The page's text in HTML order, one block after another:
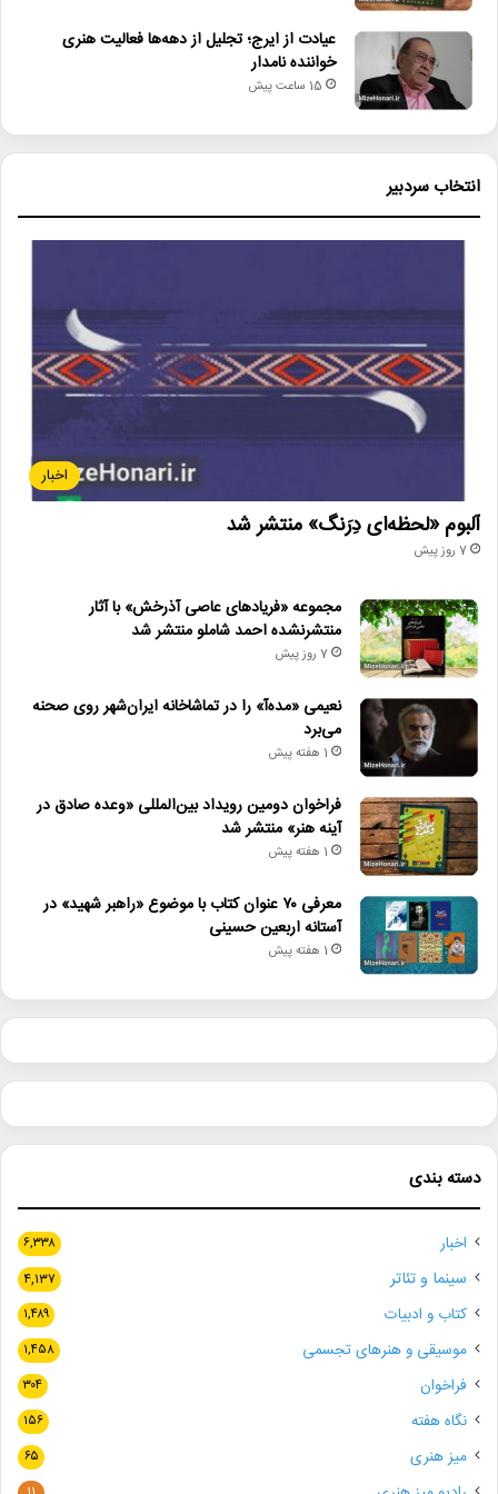
عیادت از ایرج؛ تجلیل از دهه‌ها فعالیت هنری
خواننده نامدار
15 ساعت پیش
انتخاب سردبیر
اخبار
آلبوم «لحظه‌ای دِرَنگ» منتشر شد
7 روز پیش
مجموعه «فریادهای عاصی آذرخش» با آثار
منتشرنشده احمد شاملو منتشر شد
7 روز پیش
نعیمی «مده‌آ» را در تماشاخانه ایران‌شهر روی صحنه
می‌برد
1 هفته پیش
فراخوان دومین رویداد بین‌المللی «وعده صادق در
آینه هنر» منتشر شد
1 هفته پیش
معرفی ۷۰ عنوان کتاب با موضوع «راهبر شهید» در
آستانه اربعین حسینی
1 هفته پیش
دسته بندی
اخبار ۶,۳۳۸
سینما و تئاتر ۴,۱۳۷
کتاب و ادبیات ۱,۴۸۹
موسیقی و هنرهای تجسمی ۱,۴۵۸
فراخوان ۳۰۴
نگاه هفته ۱۵۶
میز هنری ۶۵